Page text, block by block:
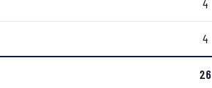
4
4
26